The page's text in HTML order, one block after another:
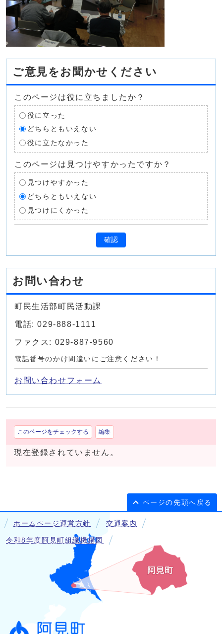
ご意見をお聞かせください
このページは役に立ちましたか？
役に立った
どちらともいえない
役に立たなかった
このページは見つけやすかったですか？
見つけやすかった
どちらともいえない
見つけにくかった
確認
お問い合わせ
町民生活部町民活動課
電話: 029-888-1111
ファクス: 029-887-9560
電話番号のかけ間違いにご注意ください！
お問い合わせフォーム
このページをチェックする 編集
現在登録されていません。
ページの先頭へ戻る
ホームページ運営方針 交通案内
令和8年度阿見町組織機構図